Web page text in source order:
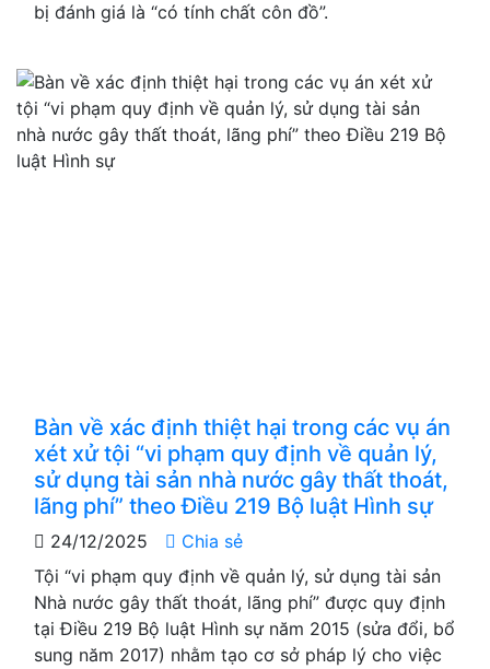
bị đánh giá là “có tính chất côn đồ”.
Bàn về xác định thiệt hại trong các vụ án
xét xử tội “vi phạm quy định về quản lý,
sử dụng tài sản nhà nước gây thất thoát,
lãng phí” theo Điều 219 Bộ luật Hình sự
24/12/2025
Chia sẻ
Tội “vi phạm quy định về quản lý, sử dụng tài sản
Nhà nước gây thất thoát, lãng phí” được quy định
tại Điều 219 Bộ luật Hình sự năm 2015 (sửa đổi, bổ
sung năm 2017) nhằm tạo cơ sở pháp lý cho việc